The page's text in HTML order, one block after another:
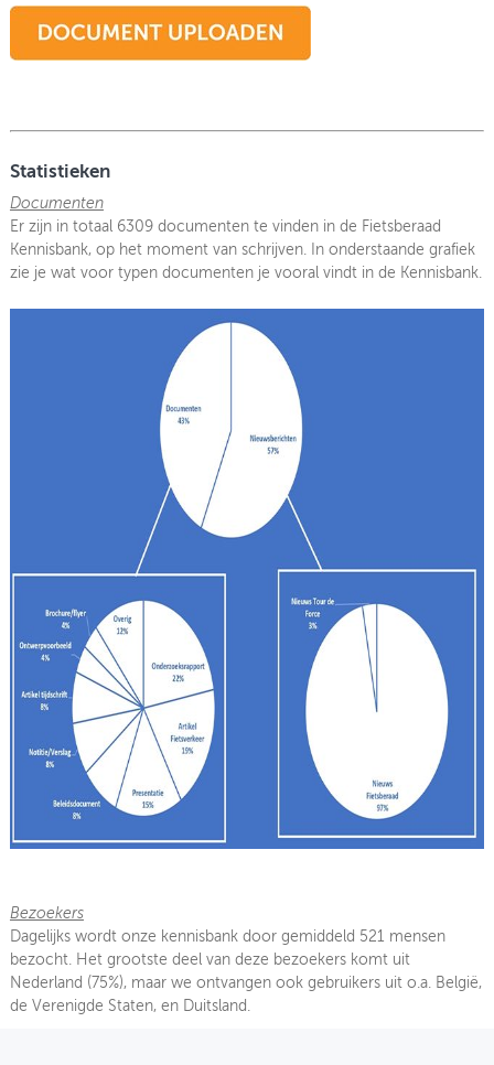
Statistieken
Documenten
Er zijn in totaal 6309 documenten te vinden in de Fietsberaad
Kennisbank, op het moment van schrijven. In onderstaande grafiek
zie je wat voor typen documenten je vooral vindt in de Kennisbank.
Bezoekers
Dagelijks wordt onze kennisbank door gemiddeld 521 mensen
bezocht. Het grootste deel van deze bezoekers komt uit
Nederland (75%), maar we ontvangen ook gebruikers uit o.a. België,
de Verenigde Staten, en Duitsland.